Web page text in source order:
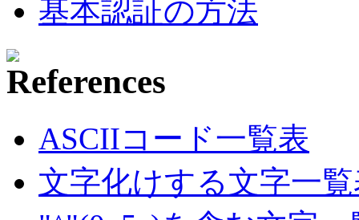
基本認証の方法
ASCIIコード一覧表
文字化けする文字一